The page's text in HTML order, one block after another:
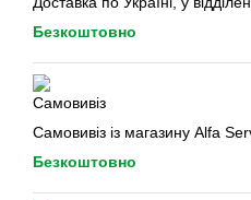
Безкоштовно
Самовивіз із магазину Alfa
Безкоштовно